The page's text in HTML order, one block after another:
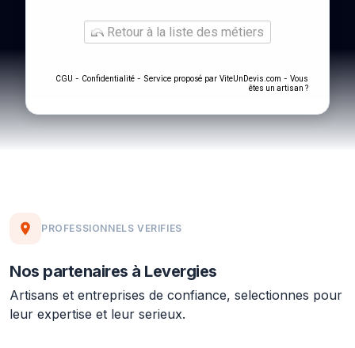
Retour à la liste des métiers
CGU - Confidentialité - Service proposé par ViteUnDevis.com - Vous
êtes un artisan ?
PROFESSIONNELS VERIFIES
Nos partenaires à Levergies
Artisans et entreprises de confiance, selectionnes pour
leur expertise et leur serieux.